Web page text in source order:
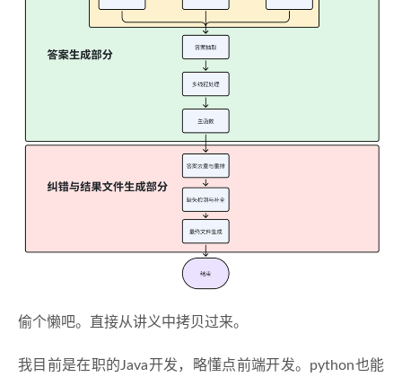
偷个懒吧。直接从讲义中拷贝过来。
我目前是在职的Java开发，略懂点前端开发。python也能